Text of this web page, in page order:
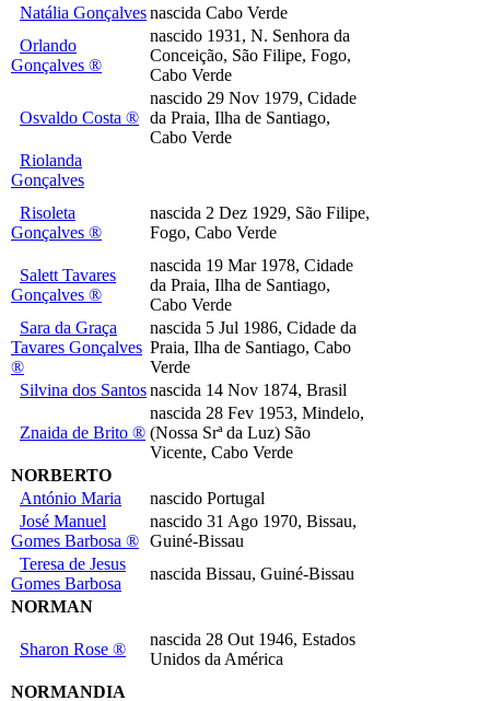
Natália Gonçalvesnascida Cabo Verde
Orlando
Gonçalves ®
nascido 1931, N. Senhora da
Conceição, São Filipe, Fogo,
Cabo Verde
Osvaldo Costa ®
nascido 29 Nov 1979, Cidade
da Praia, Ilha de Santiago,
Cabo Verde
Riolanda
Gonçalves
Risoleta
Gonçalves ®
nascida 2 Dez 1929, São Filipe,
Fogo, Cabo Verde
Salett Tavares
Gonçalves ®
nascida 19 Mar 1978, Cidade
da Praia, Ilha de Santiago,
Cabo Verde
Sara da Graça
Tavares Gonçalves
®
nascida 5 Jul 1986, Cidade da
Praia, Ilha de Santiago, Cabo
Verde
Silvina dos Santosnascida 14 Nov 1874, Brasil
Znaida de Brito ®
nascida 28 Fev 1953, Mindelo,
(Nossa Srª da Luz) São
Vicente, Cabo Verde
NORBERTO
António Maria
nascido Portugal
José Manuel
Gomes Barbosa ®
nascido 31 Ago 1970, Bissau,
Guiné-Bissau
Teresa de Jesus
Gomes Barbosa
nascida Bissau, Guiné-Bissau
NORMAN
Sharon Rose ®
nascida 28 Out 1946, Estados
Unidos da América
NORMANDIA